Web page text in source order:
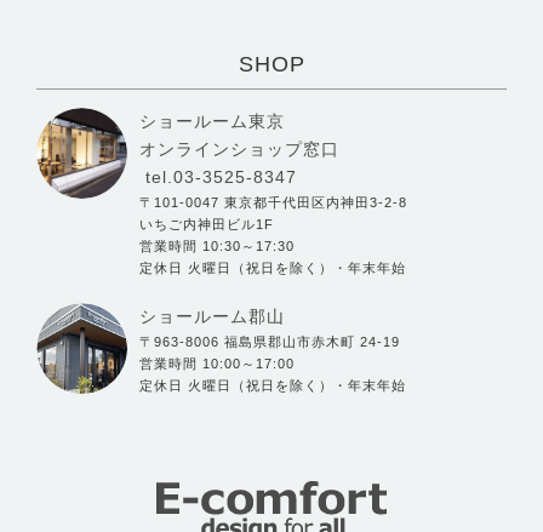
SHOP
ショールーム東京
オンラインショップ窓口
tel.03-3525-8347
〒101-0047 東京都千代田区内神田3-2-8
いちご内神田ビル1F
営業時間 10:30～17:30
定休日 火曜日（祝日を除く）・年末年始
ショールーム郡山
〒963-8006 福島県郡山市赤木町 24-19
営業時間 10:00～17:00
定休日 火曜日（祝日を除く）・年末年始